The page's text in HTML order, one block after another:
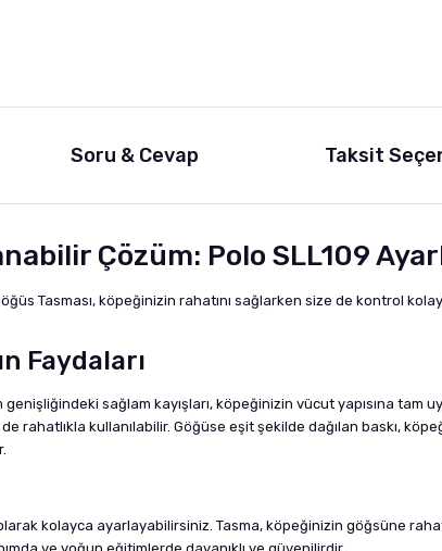
Soru & Cevap Taksit
Çözüm: Polo SLL109
Tasması, köpeğinizin rahatını sağlarken size de kontrol
Faydaları
genişliğindeki sağlam kayışları, köpeğinizin vücut yapısına
rahatlıkla kullanılabilir. Göğüse eşit şekilde dağılan baskı,
kolayca ayarlayabilirsiniz. Tasma, köpeğinizin göğsüne